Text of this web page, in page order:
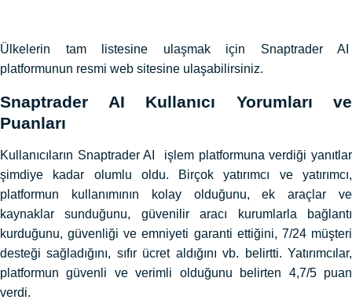
Ülkelerin tam listesine ulaşmak için Snaptrader AI
platformunun resmi web sitesine ulaşabilirsiniz.
Snaptrader AI Kullanıcı Yorumları ve
Puanları
Kullanıcıların Snaptrader AI işlem platformuna verdiği yanıtlar
şimdiye kadar olumlu oldu. Birçok yatırımcı ve yatırımcı,
platformun kullanımının kolay olduğunu, ek araçlar ve
kaynaklar sunduğunu, güvenilir aracı kurumlarla bağlantı
kurduğunu, güvenliği ve emniyeti garanti ettiğini, 7/24 müşteri
desteği sağladığını, sıfır ücret aldığını vb. belirtti. Yatırımcılar,
platformun güvenli ve verimli olduğunu belirten 4,7/5 puan
verdi.